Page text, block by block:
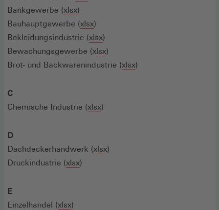
Bankgewerbe (xlsx)
Bauhauptgewerbe (xlsx)
Bekleidungsindustrie (xlsx)
Bewachungsgewerbe (xlsx)
Brot- und Backwarenindustrie (xlsx)
C
Chemische Industrie (xlsx)
D
Dachdeckerhandwerk (xlsx)
Druckindustrie (xlsx)
E
Einzelhandel (xlsx)